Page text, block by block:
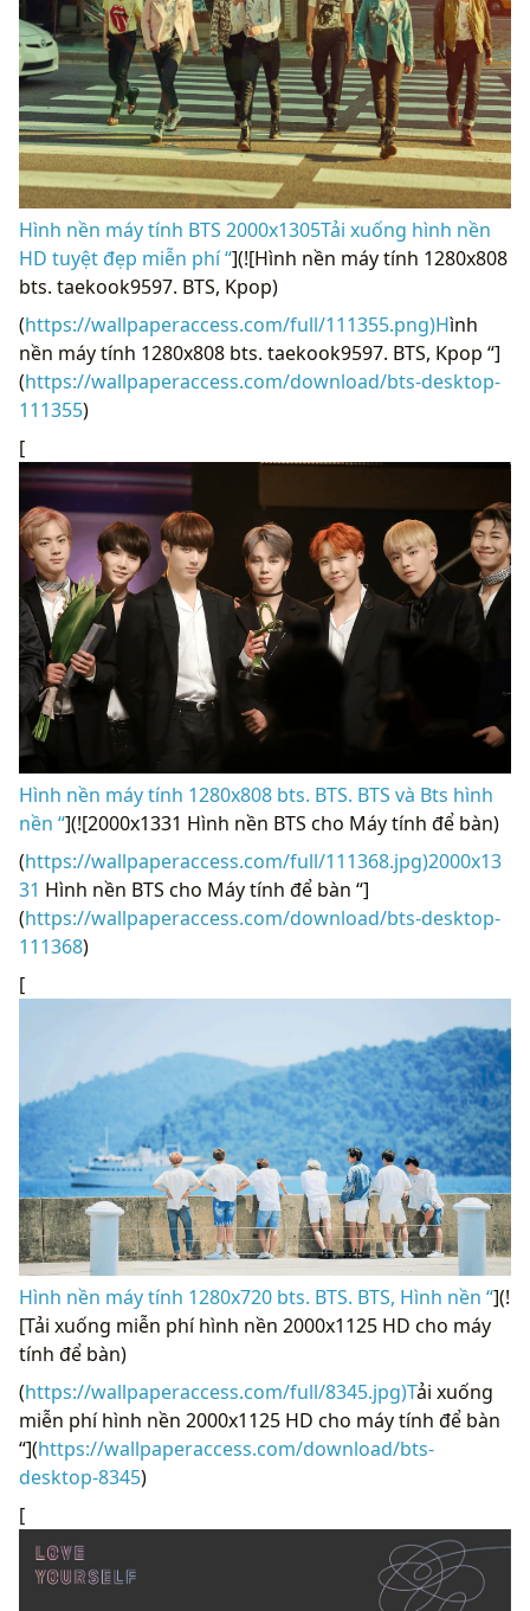
Hình nền máy tính BTS 2000x1305Tải xuống hình nền
HD tuyệt đẹp miễn phí “](![Hình nền máy tính 1280x808
bts. taekook9597. BTS, Kpop)
(https://wallpaperaccess.com/full/111355.png)Hình
nền máy tính 1280x808 bts. taekook9597. BTS, Kpop “]
(https://wallpaperaccess.com/download/bts-desktop-
111355)
[
Hình nền máy tính 1280x808 bts. BTS. BTS và Bts hình
nền “](![2000x1331 Hình nền BTS cho Máy tính để bàn)
(https://wallpaperaccess.com/full/111368.jpg)2000x13
31 Hình nền BTS cho Máy tính để bàn “]
(https://wallpaperaccess.com/download/bts-desktop-
111368)
[
Hình nền máy tính 1280x720 bts. BTS. BTS, Hình nền “](!
[Tải xuống miễn phí hình nền 2000x1125 HD cho máy
tính để bàn)
(https://wallpaperaccess.com/full/8345.jpg)Tải xuống
miễn phí hình nền 2000x1125 HD cho máy tính để bàn
“](https://wallpaperaccess.com/download/bts-
desktop-8345)
[